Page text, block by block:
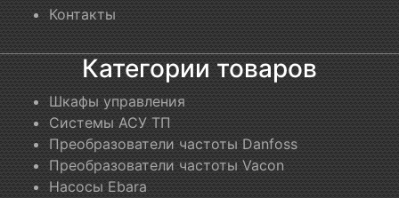
Контакты
Категории товаров
Шкафы управления
Системы АСУ ТП
Преобразователи частоты Danfoss
Преобразователи частоты Vacon
Насосы Ebara